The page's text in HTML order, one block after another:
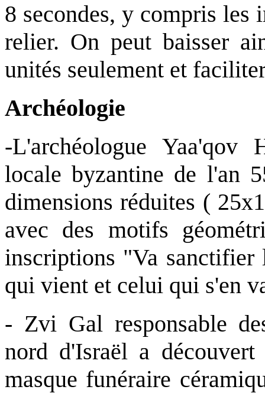
8 secondes, y compris les
relier. On peut baisser
unités seulement et
Archéologie
-L'archéologue Yaa'qov
locale byzantine de l'an
dimensions réduites (
avec des motifs
inscriptions "Va
qui vient et celui qui s'en
- Zvi Gal responsable
nord d'Israël a
masque funéraire